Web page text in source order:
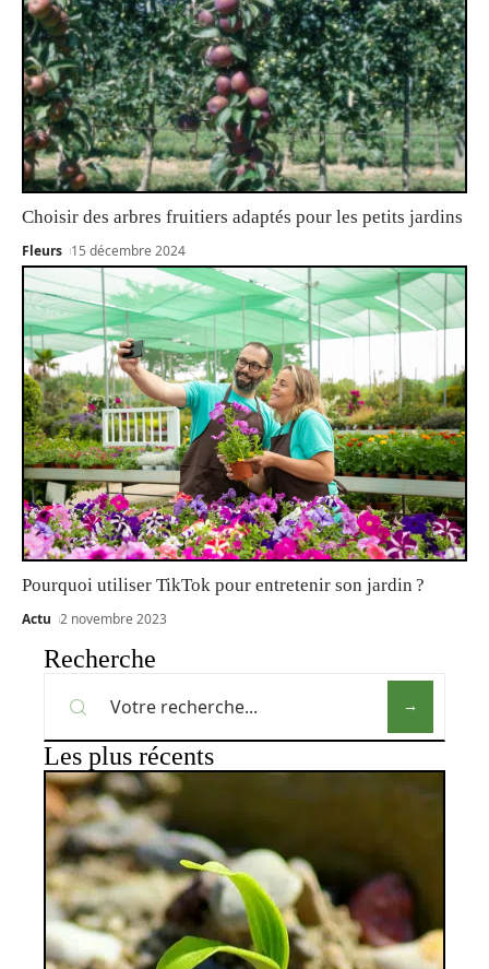
Choisir des arbres fruitiers adaptés pour les petits jardins
Fleurs 15 décembre 2024
Pourquoi utiliser TikTok pour entretenir son jardin ?
Actu 2 novembre 2023
Recherche
Les plus récents